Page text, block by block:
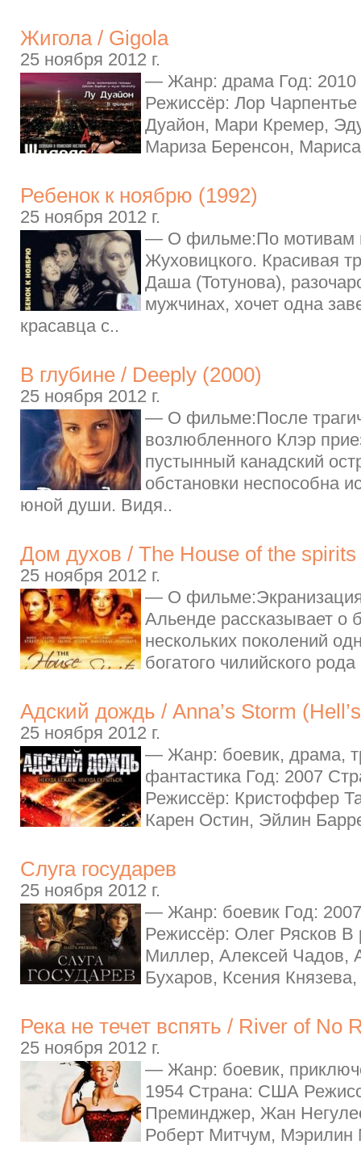
Жигола / Gigola
25 ноября 2012 г.
— Жанр: драма Год: 2010
Режиссёр: Лор
Дуайон, Мари Кремер,
Мариза Беренсон,
Ребенок к ноябрю (1992)
25 ноября 2012 г.
— О фильме:По мотивам
Жуховицкого. Красивая
Даша (Тотунова),
мужчинах, хочет одна
красавца с..
В глубине / Deeply (2000)
25 ноября 2012 г.
— О фильме:После
возлюбленного Клэр
пустынный канадский
обстановки неспособна
юной души. Видя..
Дом духов / The House of the
25 ноября 2012 г.
— О
Альенде рассказывает о
нескольких поколений
богатого чилийского
Адский дождь / Anna’s Storm
25 ноября 2012 г.
— Жанр: боевик, драма,
фантастика Год: 2007
Режиссёр: Кристоффер
Карен Остин, Эйлин
Слуга государев
25 ноября 2012 г.
— Жанр: боевик Год:
Режиссёр: Олег Рясков В
Миллер, Алексей Чадов,
Бухаров, Ксения
Река не течет вспять / River of No
25 ноября 2012 г.
— Жанр: боевик,
1954 Страна: США
Преминджер, Жан
Роберт Митчум, Мэрилин